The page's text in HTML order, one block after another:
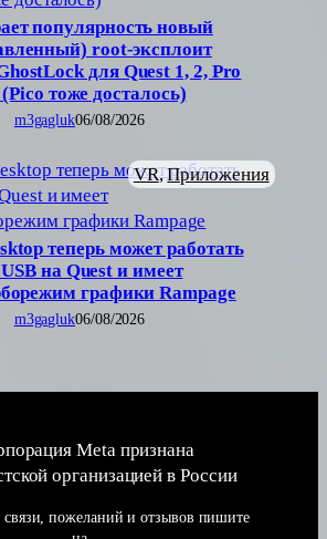
популярность новый
root-эксплоит
для Quest 1, 2, Pro
тоже досталось)
m3gagluk06/08/2026
теперь может работать
на Quest и имеет
графики Rampage
VR, Приложения
m3gagluk06/08/2026
Meta признана
организацией в России
связи, пожеланий и отзывов пишите